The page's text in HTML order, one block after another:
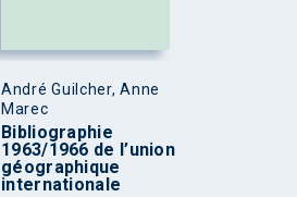
André Guilcher, Anne
Marec
Bibliographie
1963/1966 de l’union
géographique
internationale